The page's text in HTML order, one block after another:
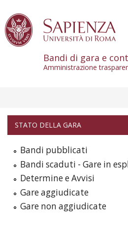
Bandi di gara e
Amministrazione
STATO DELLA GARA
Bandi pubblicati
Bandi scaduti - Gare in
Determine e Avvisi
Gare aggiudicate
Gare non aggiudicate